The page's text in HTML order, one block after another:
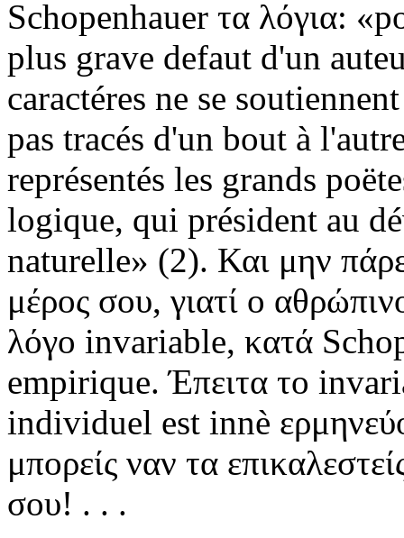
Schopenhauer τα λόγια:
plus grave defaut d'un
caractéres ne se
pas tracés d'un bout à
représentés les grands
logique, qui président au
naturelle» (2). Και μην
μέρος σου, γιατί ο
λόγο invariable, κατά
empirique. Έπειτα το
individuel est innè
μπορείς ναν τα
σου! . . .